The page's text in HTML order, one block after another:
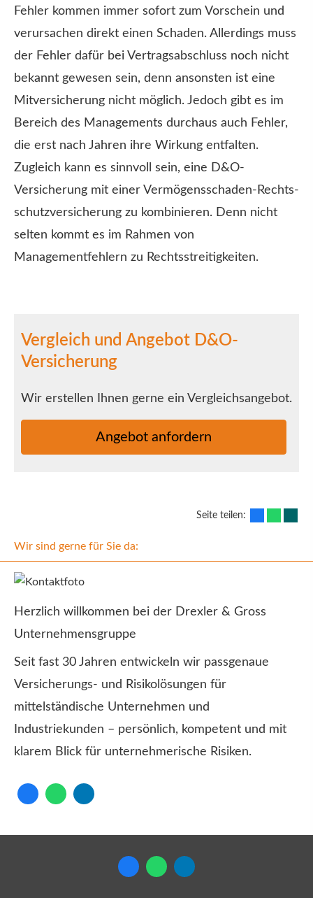
Fehler kommen immer sofort zum Vorschein und
verursachen direkt einen Schaden. Allerdings muss
der Fehler dafür bei Vertragsabschluss noch nicht
bekannt gewesen sein, denn ansonsten ist eine
Mitversicherung nicht möglich. Jedoch gibt es im
Bereich des Managements durchaus auch Fehler,
die erst nach Jahren ihre Wirkung entfalten.
Zugleich kann es sinnvoll sein, eine D&O-
Versicherung mit einer Vermögensschaden-Rechts­
schutz­ver­si­che­rung zu kombinieren. Denn nicht
selten kommt es im Rahmen von
Managementfehlern zu Rechtsstreitigkeiten.
Vergleich und Angebot D&O-
Versicherung
Wir erstellen Ihnen gerne ein Vergleichsangebot.
An­ge­bot an­for­dern
Seite teilen:
Wir sind gerne für Sie da:
Herzlich willkommen bei der Drexler & Gross
Unternehmensgruppe
Seit fast 30 Jahren entwickeln wir passgenaue
Versicherungs- und Risikolösungen für
mittelständische Unternehmen und
Industriekunden – persönlich, kompetent und mit
klarem Blick für unternehmerische Risiken.